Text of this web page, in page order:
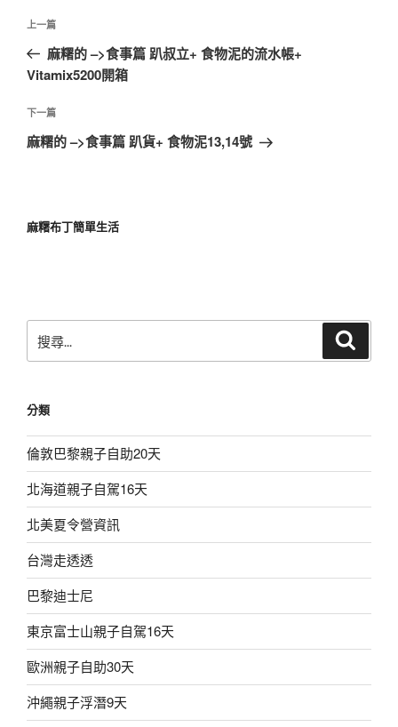
文
導
上
一
篇
章
上一篇
麻糬的 –>食事篇 趴叔立+ 食物泥的流水帳+
Vitamix5200開箱
下
一
下一篇
麻糬的 –>食事篇 趴貨+ 食物泥13,14號
麻糬布丁簡單生活
尋
字:
分類
倫敦巴黎親子自助20天
北海道親子自駕16天
北美夏令營資訊
台灣走透透
巴黎迪士尼
東京富士山親子自駕16天
歐洲親子自助30天
沖繩親子浮潛9天